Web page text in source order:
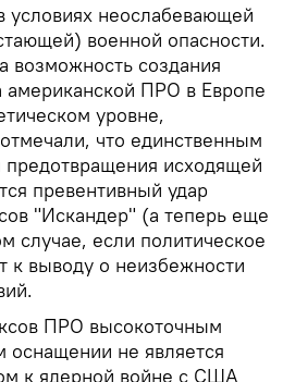
неослабевающей
военной опасности.
создания
американской ПРО в Европе
уровне,
что единственным
исходящей
превентивный удар
"Искандер" (а теперь еще
случае, если политическое
к выводу о неизбежности
ПРО высокоточным
не является
к ядерной войне с США